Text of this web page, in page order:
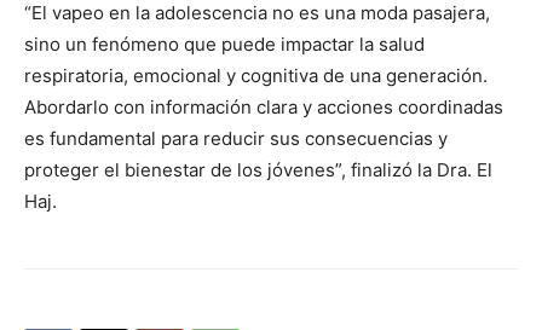
“El vapeo en la adolescencia no es una moda pasajera,
sino un fenómeno que puede impactar la salud
respiratoria, emocional y cognitiva de una generación.
Abordarlo con información clara y acciones coordinadas
es fundamental para reducir sus consecuencias y
proteger el bienestar de los jóvenes”, finalizó la Dra. El
Haj.